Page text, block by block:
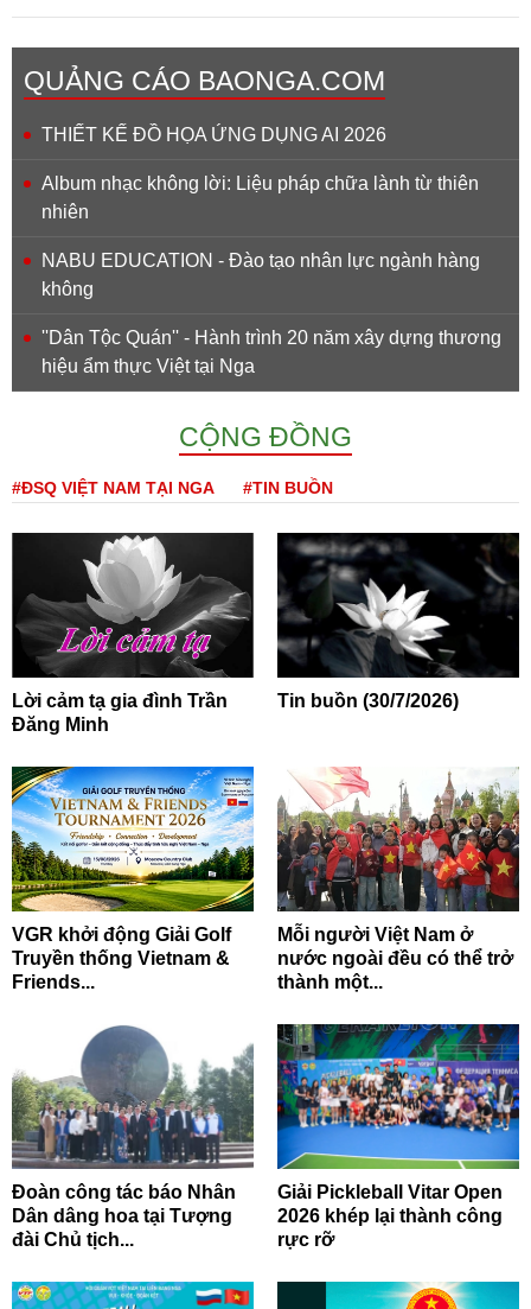
QUẢNG CÁO BAONGA.COM
THIẾT KẾ ĐỒ HỌA ỨNG DỤNG AI 2026
Album nhạc không lời: Liệu pháp chữa lành từ thiên
nhiên
NABU EDUCATION - Đào tạo nhân lực ngành hàng
không
''Dân Tộc Quán'' - Hành trình 20 năm xây dựng thương
hiệu ẩm thực Việt tại Nga
CỘNG ĐỒNG
#ĐSQ VIỆT NAM TẠI NGA #TIN BUỒN
Lời cảm tạ gia đình Trần
Đăng Minh
Tin buồn (30/7/2026)
VGR khởi động Giải Golf
Truyền thống Vietnam &
Friends...
Mỗi người Việt Nam ở
nước ngoài đều có thể trở
thành một...
Đoàn công tác báo Nhân
Dân dâng hoa tại Tượng
đài Chủ tịch...
Giải Pickleball Vitar Open
2026 khép lại thành công
rực rỡ